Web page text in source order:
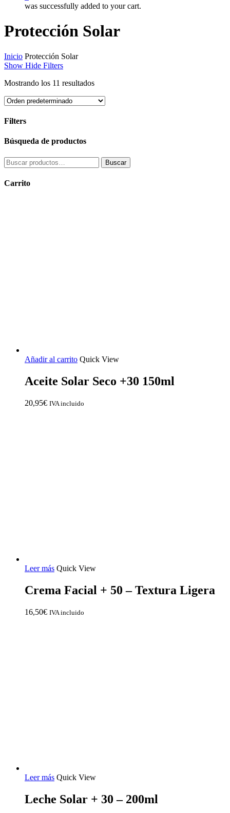
was successfully added to your cart.
Protección Solar
Inicio Protección Solar
Show Hide Filters
Mostrando los 11 resultados
Filters
Close
Búsqueda de productos
Buscar
por:
Buscar
Carrito
Añadir al carrito Quick View
Aceite Solar Seco +30 150ml
20,95€ IVA incluido
Leer más Quick View
Crema Facial + 50 – Textura Ligera
16,50€ IVA incluido
Leer más Quick View
Leche Solar + 30 – 200ml